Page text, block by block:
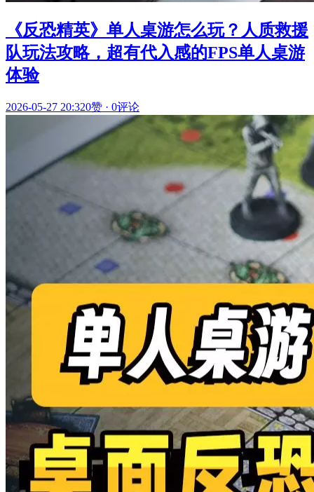
《反恐精英》单人桌游怎么玩？人质救援
队玩法攻略，超有代入感的FPS单人桌游
体验
2026-05-27 20:320赞 · 0评论